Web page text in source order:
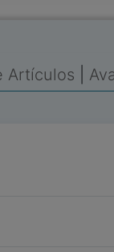
Artículos